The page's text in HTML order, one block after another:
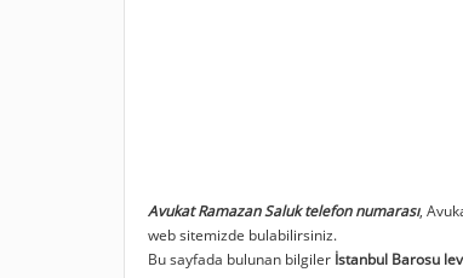
Avukat Ramazan Saluk telefon numarası,
web sitemizde bulabilirsiniz.
Bu sayfada bulunan bilgiler İstanbul Barosu